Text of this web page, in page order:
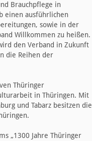
Brauchpflege in
einen ausführlichen
sowie in der
Willkommen zu heißen.
den Verband in Zukunft
die Reihen der
Thüringer
in Thüringen. Mit
und Tabarz besitzen die
„1300 Jahre Thüringer